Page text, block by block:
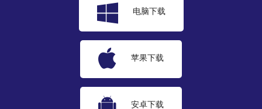
电脑下载
苹果下载
安卓下载